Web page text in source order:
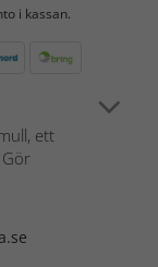
i kassan.
ett